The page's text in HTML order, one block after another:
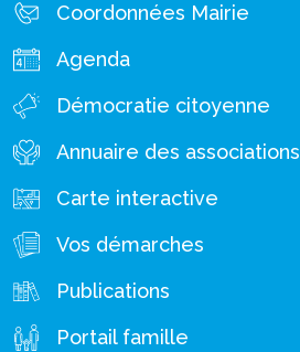
Coordonnées Mairie
Agenda
Démocratie citoyenne
Annuaire des associations
Carte interactive
Vos démarches
Publications
Portail famille